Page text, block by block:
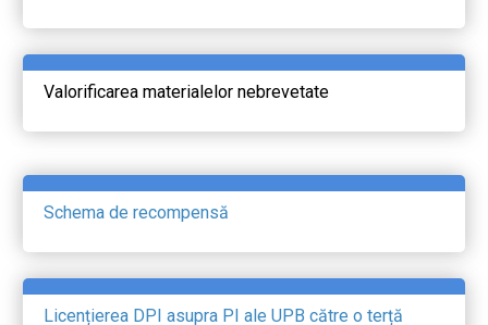
Valorificarea materialelor nebrevetate
Schema de recompensă
Licențierea DPI asupra PI ale UPB către o terță